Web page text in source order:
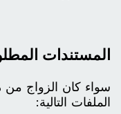
المستندات
سواء كان الزواج من
الملفات التالية: